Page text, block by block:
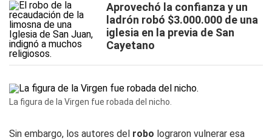
Aprovechó la confianza y un
ladrón robó $3.000.000 de una
iglesia en la previa de San
Cayetano
La figura de la Virgen fue robada del nicho.
Sin embargo, los autores del robo lograron vulnerar esa